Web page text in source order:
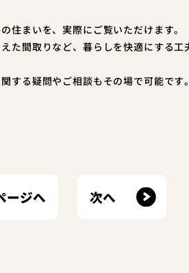
住まいを、実際にご覧いただけます。
た間取りなど、暮らしを快適にする工
する疑問やご相談もその場で可能です。
ージへ 次へ